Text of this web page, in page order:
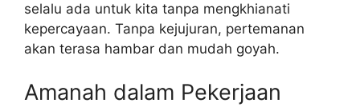
selalu ada untuk kita tanpa mengkhianati
kepercayaan. Tanpa kejujuran, pertemanan
akan terasa hambar dan mudah goyah.
Amanah dalam Pekerjaan